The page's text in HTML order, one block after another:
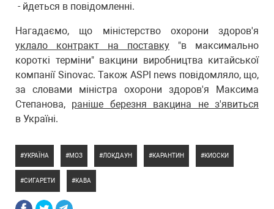
- йдеться в повідомленні.
Нагадаємо, що міністерство охорони здоров'я
уклало контракт на поставку "в максимально
короткі терміни" вакцини виробництва китайської
компанії Sinovac. Також ASPI news повідомляло, що,
за словами міністра охорони здоров'я Максима
Степанова, раніше березня вакцина не з'явиться
в Україні.
УКРАЇНА МОЗ ЛОКДАУН КАРАНТИН КИОСКИ
СИГАРЕТИ КАВА